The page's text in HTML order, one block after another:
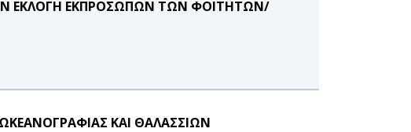
ΕΚΛΟΓΗ ΕΚΠΡΟΣΩΠΩΝ ΤΩΝ ΦΟΙΤΗΤΩΝ/
ΚΑΙ ΘΑΛΑΣΣΙΩΝ